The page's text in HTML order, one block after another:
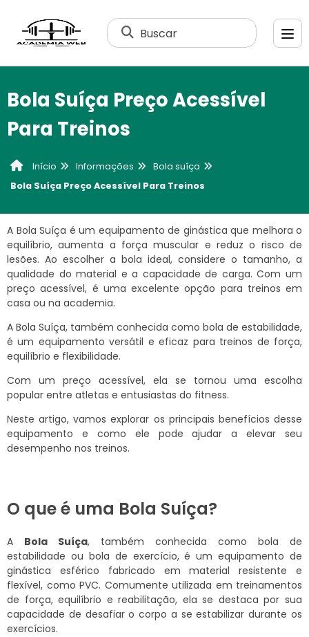
Buscar
Bola Suíça Preço Acessível
Para Treinos
Início Informações
Bola suíça
Bola Suíça Preço Acessível Para Treinos
A Bola Suíça é um equipamento de ginástica que melhora o
equilíbrio, aumenta a força muscular e reduz o risco de
lesões. Ao escolher a bola ideal, considere o tamanho, a
qualidade do material e a capacidade de carga. Com um
preço acessível, é uma excelente opção para treinos em
casa ou na academia.
A Bola Suíça, também conhecida como bola de estabilidade,
é um equipamento versátil e eficaz para treinos de força,
equilíbrio e flexibilidade.
Com um preço acessível, ela se tornou uma escolha
popular entre atletas e entusiastas do fitness.
Neste artigo, vamos explorar os principais benefícios desse
equipamento e como ele pode ajudar a elevar seu
desempenho nos treinos.
O que é uma Bola Suíça?
A Bola Suíça, também conhecida como bola de
estabilidade ou bola de exercício, é um equipamento de
ginástica esférico fabricado em material resistente e
flexível, como PVC. Comumente utilizada em treinamentos
de força, equilíbrio e reabilitação, ela se destaca por sua
capacidade de desafiar o corpo a se estabilizar durante os
exercícios.